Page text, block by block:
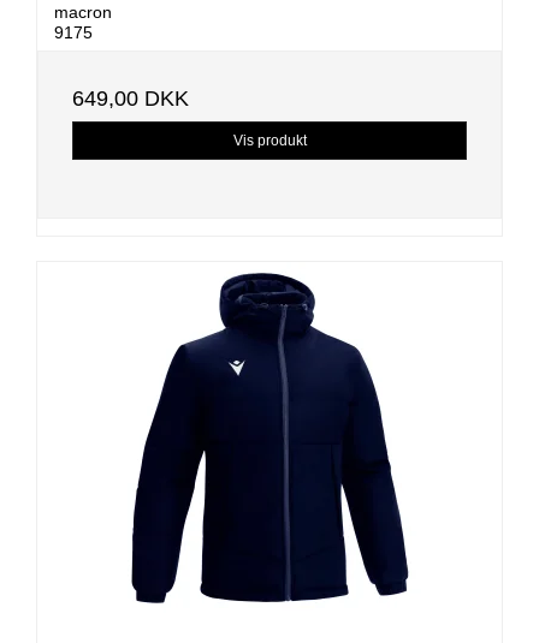
macron
9175
649,00 DKK
Vis produkt